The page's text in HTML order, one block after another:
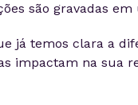
são gravadas em
já temos clara a
impactam na sua